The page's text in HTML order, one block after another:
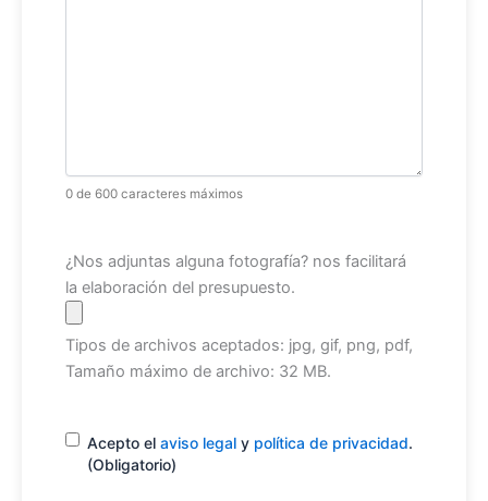
0 de 600 caracteres máximos
Archivo
¿Nos adjuntas alguna fotografía? nos facilitará
la elaboración del presupuesto.
Tipos de archivos aceptados: jpg, gif, png, pdf,
Tamaño máximo de archivo: 32 MB.
Consentimiento(Obligatorio)
Acepto el aviso legal y política de privacidad.
(Obligatorio)